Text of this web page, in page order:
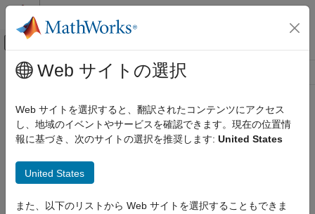
コンテンツへスキップ
オフキャンバス ナビゲーション メ
リソース
ステータス
メインコンテンツ
Web サイトの選択
Web サイトを選択すると、翻訳されたコンテンツにアクセス
し、地域のイベントやサービスを確認できます。現在の位置情
報に基づき、次のサイトの選択を推奨します: United States
United States
また、以下のリストから Web サイトを選択することもできま